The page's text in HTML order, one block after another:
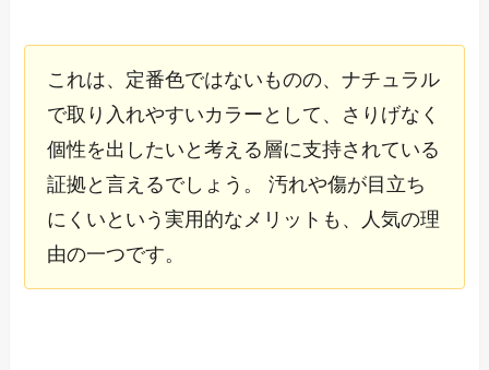
これは、定番色ではないものの、ナチュラル
で取り入れやすいカラーとして、さりげなく
個性を出したいと考える層に支持されている
証拠と言えるでしょう。 汚れや傷が目立ち
にくいという実用的なメリットも、人気の理
由の一つです。